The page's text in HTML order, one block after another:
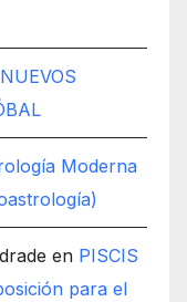
Moderna
en PISCIS
para el